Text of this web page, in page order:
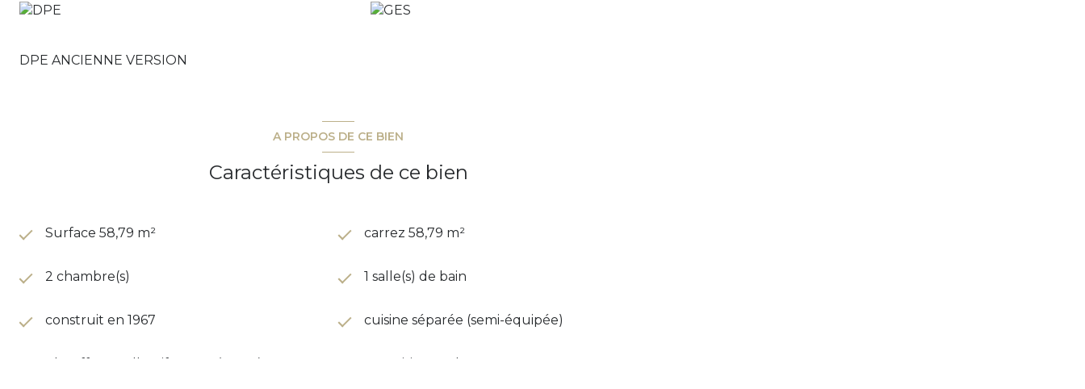
DPE ANCIENNE VERSION
A PROPOS DE CE BIEN
Caractéristiques de ce bien
Surface 58,79 m² carrez 58,79 m²
2 chambre(s) 1 salle(s) de bain
construit en 1967 cuisine séparée (semi-équipée)
Chauffage collectif : autre (autre) exposition Sud